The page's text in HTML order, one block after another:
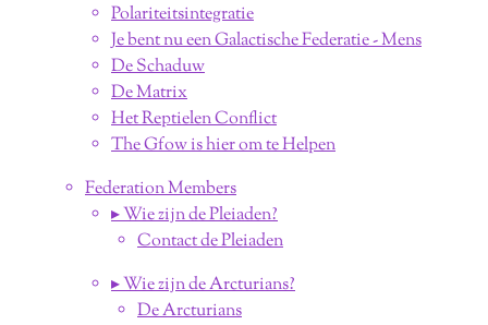
Polariteitsintegratie
Je bent nu een Galactische Federatie - Mens
De Schaduw
De Matrix
Het Reptielen Conflict
The Gfow is hier om te Helpen
Federation Members
▸ Wie zijn de Pleiaden?
Contact de Pleiaden
▸ Wie zijn de Arcturians?
De Arcturians